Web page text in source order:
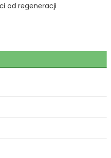
od regeneracji